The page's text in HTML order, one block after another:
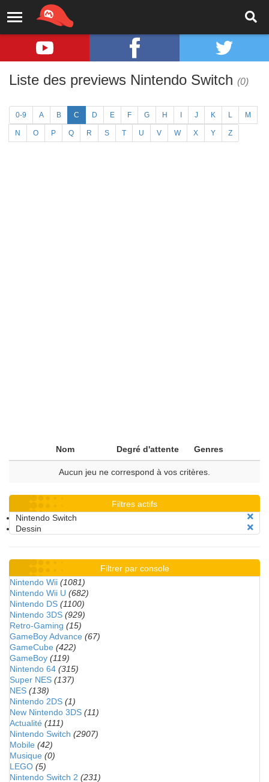
Liste des previews Nintendo Switch (0)
0-9 A B C D E F G H J K L M
N O P Q R S T U V W X Y Z
Nom Degré d'attente Genres
Aucun jeu ne correspond à vos critères.
Filtres actifs
Nintendo Switch
Dessin
Filtrer par console
Nintendo Wii (1081)
Nintendo Wii U (682)
Nintendo DS (1100)
Nintendo 3DS (929)
Retro-Gaming (15)
GameBoy Advance (67)
GameCube (422)
GameBoy (119)
Nintendo 64 (315)
Super NES (137)
NES (138)
Nintendo 2DS (1)
New Nintendo 3DS (11)
Actualité (111)
Nintendo Switch (2907)
Mobile (42)
Musique (0)
LEGO (5)
Nintendo Switch 2 (231)